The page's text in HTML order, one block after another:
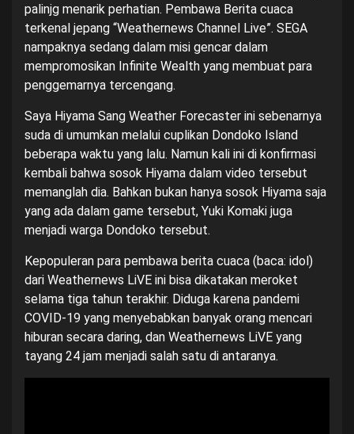
palinjg menarik perhatian. Pembawa Berita cuaca
terkenal jepang “Weathernews Channel Live”. SEGA
nampaknya sedang dalam misi gencar dalam
mempromosikan Infinite Wealth yang membuat para
penggemarnya tercengang.
Saya Hiyama Sang Weather Forecaster ini sebenarnya
suda di umumkan melalui cuplikan Dondoko Island
beberapa waktu yang lalu. Namun kali ini di konfirmasi
kembali bahwa sosok Hiyama dalam video tersebut
memanglah dia. Bahkan bukan hanya sosok Hiyama saja
yang ada dalam game tersebut, Yuki Komaki juga
menjadi warga Dondoko tersebut.
Kepopuleran para pembawa berita cuaca (baca: idol)
dari Weathernews LiVE ini bisa dikatakan meroket
selama tiga tahun terakhir. Diduga karena pandemi
COVID-19 yang menyebabkan banyak orang mencari
hiburan secara daring, dan Weathernews LiVE yang
tayang 24 jam menjadi salah satu di antaranya.